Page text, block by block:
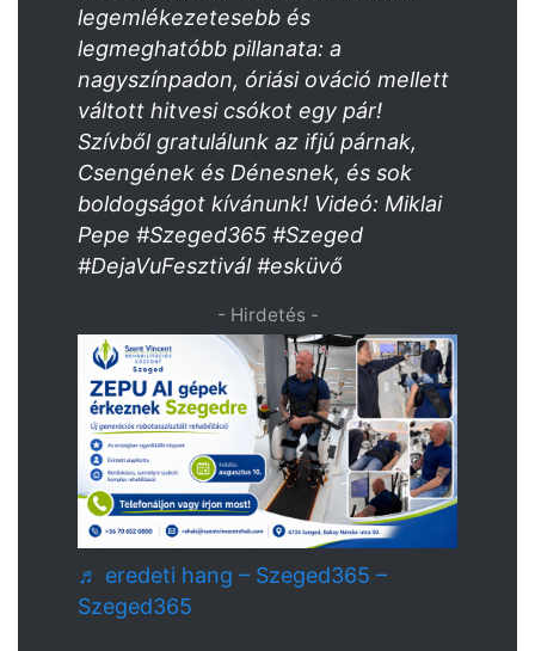
legemlékezetesebb és
legmeghatóbb pillanata: a
nagyszínpadon, óriási ováció mellett
váltott hitvesi csókot egy pár!
Szívből gratulálunk az ifjú párnak,
Csengének és Dénesnek, és sok
boldogságot kívánunk! Videó: Miklai
Pepe #Szeged365 #Szeged
#DejaVuFesztivál #esküvő
- Hirdetés -
♬ eredeti hang – Szeged365 –
Szeged365